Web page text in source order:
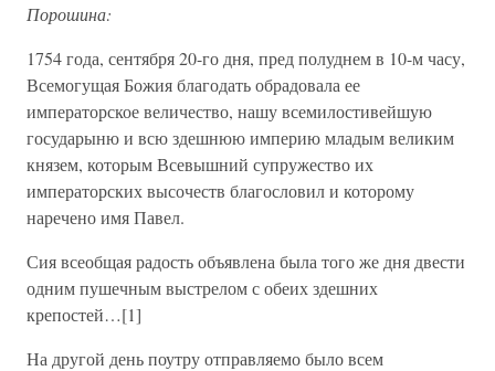
Порошина:
1754 года, сентября 20-го дня, пред полуднем в 10-м часу,
Всемогущая Божия благодать обрадовала ее
императорское величество, нашу всемилостивейшую
государыню и всю здешнюю империю младым великим
князем, которым Всевышний супружество их
императорских высочеств благословил и которому
наречено имя Павел.
Сия всеобщая радость объявлена была того же дня двести
одним пушечным выстрелом с обеих здешних
крепостей…[1]
На другой день поутру отправляемо было всем